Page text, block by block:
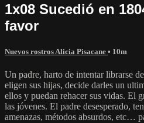
1x08 Sucedió en
favor
Nuevos rostros Alicia Pisacane • 10m
Un padre, harto de intentar librarse
eligen sus hijas, decide darles un
ellos y puedan rehacer sus vidas. El
las jóvenes. El padre desesperado,
amenazas, métodos absurdos, etc…